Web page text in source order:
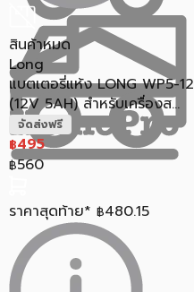
สินค้าหมด
Long
แบตเตอรี่แห้ง LONG WP5-12
(12V 5AH) สำหรับเครื่องส...
จัดส่งฟรี
฿495
฿560
ราคาสุดท้าย* ฿480.15